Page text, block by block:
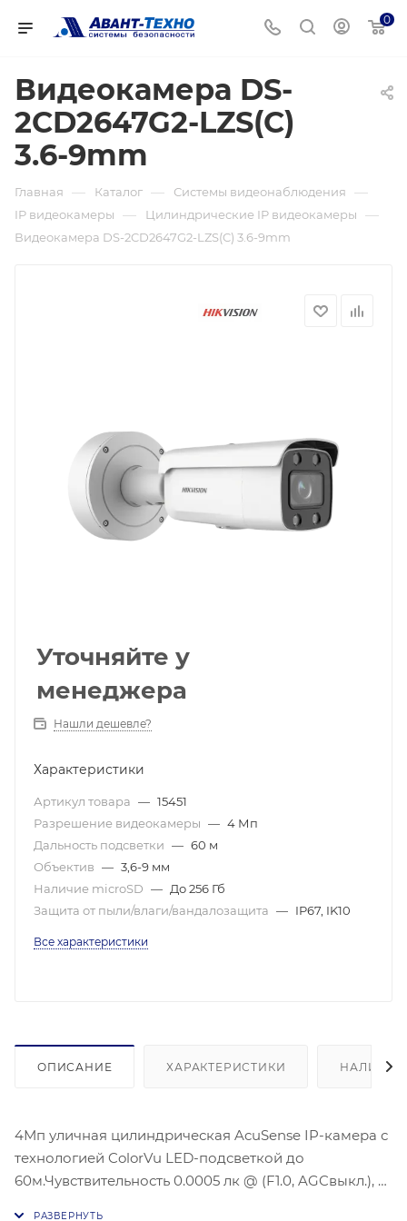
0
Видеокамера DS-
2CD2647G2-LZS(C)
3.6-9mm
Главная — Каталог — Системы видеонаблюдения —
IP видеокамеры — Цилиндрические IP видеокамеры —
Видеокамера DS-2CD2647G2-LZS(C) 3.6-9mm
Уточняйте у
менеджера
Нашли дешевле?
Характеристики
Артикул товара — 15451
Разрешение видеокамеры — 4 Мп
Дальность подсветки — 60 м
Объектив — 3,6-9 мм
Наличие microSD — До 256 Гб
Защита от пыли/влаги/вандалозащита — IP67, IK10
Все характеристики
ОПИСАНИЕ ХАРАКТЕРИСТИКИ НАЛИЧИЕ
4Мп уличная цилиндрическая AcuSense IP-камера с
технологией ColorVu LED-подсветкой до
60м.Чувствительность 0.0005 лк @ (F1.0, AGCвыкл.), 0